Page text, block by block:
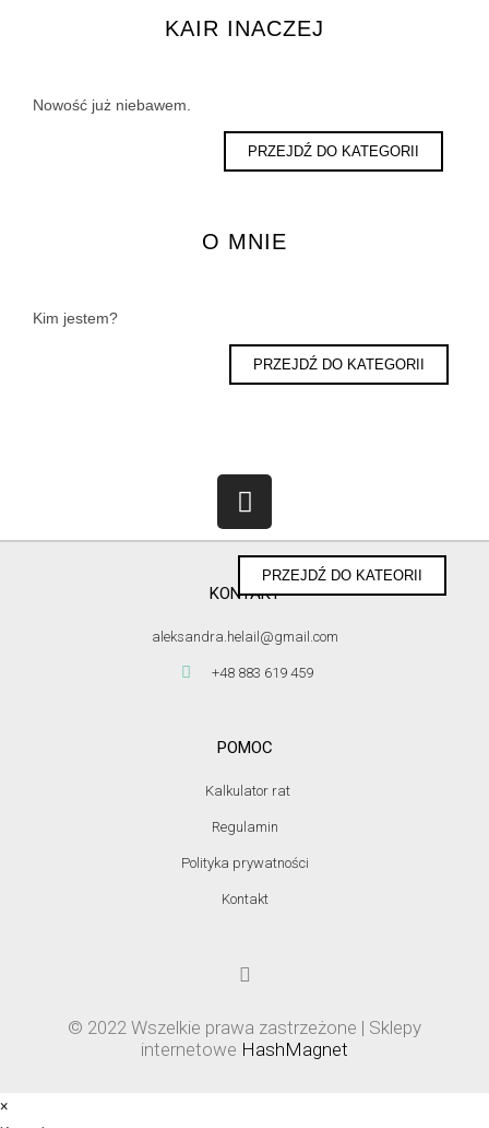
PRZEJDŹ DO KATEGORII
KAIR INACZEJ
Nowość już niebawem.
PRZEJDŹ DO KATEGORII
O MNIE
Kim jestem?
PRZEJDŹ DO KATEORII
KONTAKT
aleksandra.helail@gmail.com
+48 883 619 459
POMOC
Kalkulator rat
Regulamin
Polityka prywatności
Kontakt
© 2022 Wszelkie prawa zastrzeżone | Sklepy
internetowe HashMagnet
×